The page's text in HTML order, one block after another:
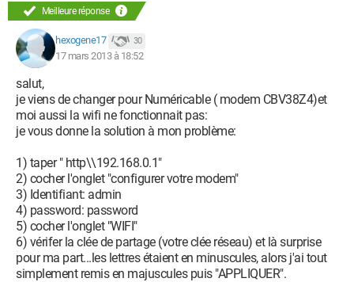
Meilleure réponse
hexogene17 30
17 mars 2013 à 18:52
salut,
je viens de changer pour Numéricable ( modem CBV38Z4)et
moi aussi la wifi ne fonctionnait pas:
je vous donne la solution à mon problème:
1) taper " http\\192.168.0.1"
2) cocher l'onglet "configurer votre modem"
3) Identifiant: admin
4) password: password
5) cocher l'onglet "WIFI"
6) vérifer la clée de partage (votre clée réseau) et là surprise
pour ma part...les lettres étaient en minuscules, alors j'ai tout
simplement remis en majuscules puis "APPLIQUER".